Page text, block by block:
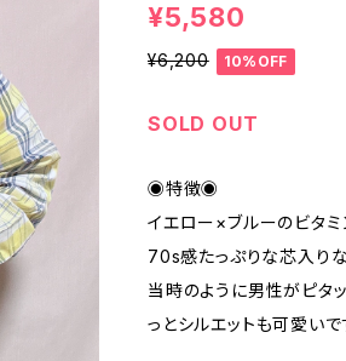
¥5,580
¥6,200 10%OFF
SOLD OUT
◉特徴◉
イエロー×ブルーのビタ
70s感たっぷりな芯入り
当時のように男性がピタ
っとシルエットも可愛いで